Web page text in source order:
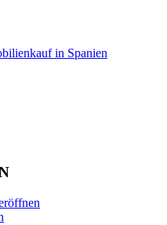
in Spanien